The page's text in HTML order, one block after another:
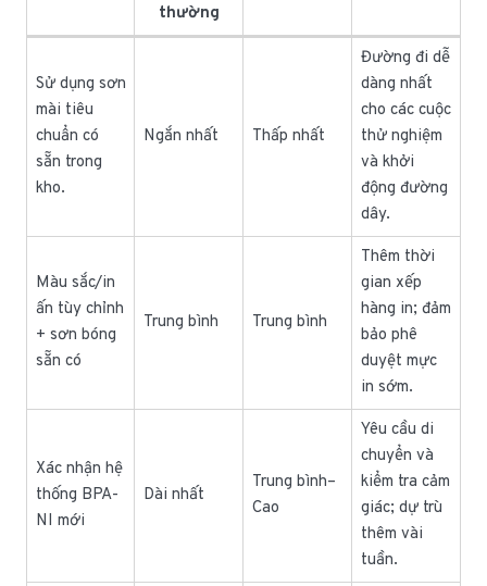
thường
Sử dụng sơn
mài tiêu
chuẩn có
sẵn trong
kho.
Ngắn nhất Thấp nhất
Đường đi dễ
dàng nhất
cho các cuộc
thử nghiệm
và khởi
động đường
dây.
Màu sắc/in
ấn tùy chỉnh
+ sơn bóng
sẵn có
Trung bình Trung bình
Thêm thời
gian xếp
hàng in; đảm
bảo phê
duyệt mực
in sớm.
Xác nhận hệ
thống BPA-
NI mới
Dài nhất
Trung bình–
Cao
Yêu cầu di
chuyển và
kiểm tra cảm
giác; dự trù
thêm vài
tuần.